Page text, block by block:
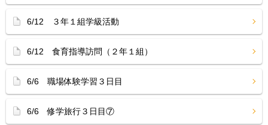
6/12 ３年１組学級活動
6/12 食育指導訪問（２年１組）
6/6 職場体験学習３日目
6/6 修学旅行３日目⑦